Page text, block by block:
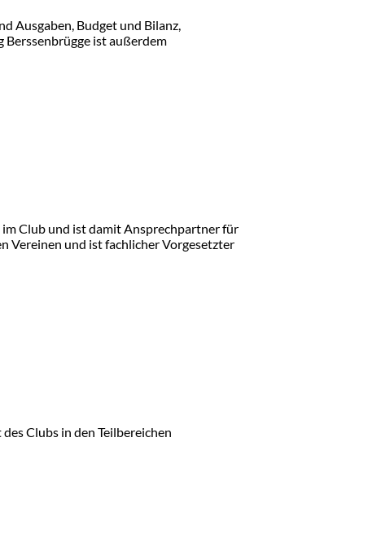
Ausgaben, Budget und Bilanz,
Berssenbrügge ist außerdem
Club und ist damit Ansprechpartner für
Vereinen und ist fachlicher Vorgesetzter
Clubs in den Teilbereichen